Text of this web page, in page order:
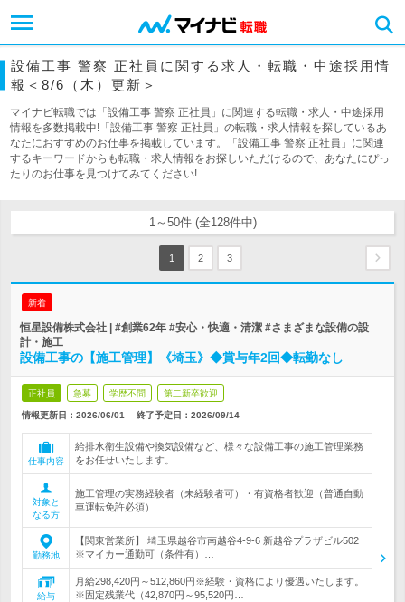
設備工事 警察 正社員に関する求人・転職・中途採用情
報＜8/6（木）更新＞
マイナビ転職では「設備工事 警察 正社員」に関連する転職・求人・中途採用
情報を多数掲載中!「設備工事 警察 正社員」の転職・求人情報を探しているあ
なたにおすすめのお仕事を掲載しています。「設備工事 警察 正社員」に関連
するキーワードからも転職・求人情報をお探しいただけるので、あなたにぴっ
たりのお仕事を見つけてみてください!
1～50件 (全128件中)
1 2 3
新着
恒星設備株式会社 | #創業62年 #安心・快適・清潔 #さまざまな設備の設
計・施工
設備工事の【施工管理】《埼玉》◆賞与年2回◆転勤なし
正社員 急募 学歴不問 第二新卒歓迎
情報更新日：2026/06/01 終了予定日： 2026/09/14
仕事内容
給排水衛生設備や換気設備など、様々な設備工事の施工管理業務
をお任せいたします。
対象と
なる方
施工管理の実務経験者（未経験者可）・有資格者歓迎（普通自動
車運転免許必須）
勤務地
【関東営業所】 埼玉県越谷市南越谷4-9-6 新越谷プラザビル502
※マイカー通勤可（条件有）…
給与
月給298,420円～512,860円※経験・資格により優遇いたします。
※固定残業代（42,870円～95,520円…